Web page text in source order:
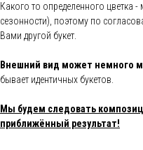
Какого то определенного цветка
сезонности), поэтому по
Вами другой букет.
Внешний вид может немного
бывает идентичных букетов.
Мы будем следовать
приближённый результат!